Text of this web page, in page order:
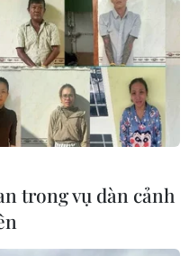
trong vụ dàn cảnh